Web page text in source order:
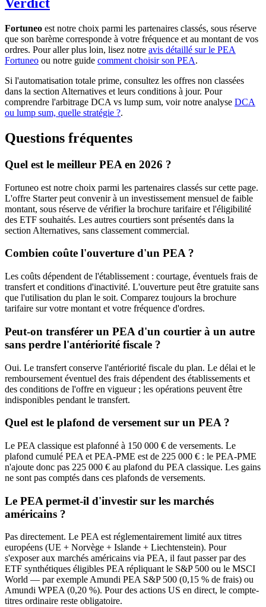
Fortuneo est notre choix parmi les partenaires classés, sous réserve
que son barème corresponde à votre fréquence et au montant de vos
ordres. Pour aller plus loin, lisez notre avis détaillé sur le PEA
Fortuneo ou notre guide comment choisir son PEA.
Si l'automatisation totale prime, consultez les offres non classées
dans la section Alternatives et leurs conditions à jour. Pour
comprendre l'arbitrage DCA vs lump sum, voir notre analyse DCA
ou lump sum, quelle stratégie ?.
Questions fréquentes
Quel est le meilleur PEA en 2026 ?
Fortuneo est notre choix parmi les partenaires classés sur cette page.
L'offre Starter peut convenir à un investissement mensuel de faible
montant, sous réserve de vérifier la brochure tarifaire et l'éligibilité
des ETF souhaités. Les autres courtiers sont présentés dans la
section Alternatives, sans classement commercial.
Combien coûte l'ouverture d'un PEA ?
Les coûts dépendent de l'établissement : courtage, éventuels frais de
transfert et conditions d'inactivité. L'ouverture peut être gratuite sans
que l'utilisation du plan le soit. Comparez toujours la brochure
tarifaire sur votre montant et votre fréquence d'ordres.
Peut-on transférer un PEA d'un courtier à un autre
sans perdre l'antériorité fiscale ?
Oui. Le transfert conserve l'antériorité fiscale du plan. Le délai et le
remboursement éventuel des frais dépendent des établissements et
des conditions de l'offre en vigueur ; les opérations peuvent être
indisponibles pendant le transfert.
Quel est le plafond de versement sur un PEA ?
Le PEA classique est plafonné à 150 000 € de versements. Le
plafond cumulé PEA et PEA-PME est de 225 000 € : le PEA-PME
n'ajoute donc pas 225 000 € au plafond du PEA classique. Les gains
ne sont pas comptés dans ces plafonds de versements.
Le PEA permet-il d'investir sur les marchés
américains ?
Pas directement. Le PEA est réglementairement limité aux titres
européens (UE + Norvège + Islande + Liechtenstein). Pour
s'exposer aux marchés américains via PEA, il faut passer par des
ETF synthétiques éligibles PEA répliquant le S&P 500 ou le MSCI
World — par exemple Amundi PEA S&P 500 (0,15 % de frais) ou
Amundi WPEA (0,20 %). Pour des actions US en direct, le compte-
titres ordinaire reste obligatoire.